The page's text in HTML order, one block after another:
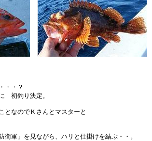
・・？
初釣り決定。
となのでＫさんとマスターと
軍」を見ながら、ハリと仕掛けを結ぶ・・。